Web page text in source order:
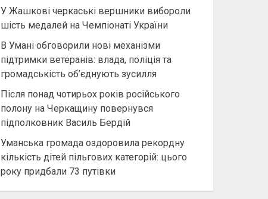
У Жашкові черкаські вершники вибороли
шість медалей на Чемпіонаті України
В Умані обговорили нові механізми
підтримки ветеранів: влада, поліція та
громадськість об’єднують зусилля
Після понад чотирьох років російського
полону на Черкащину повернувся
підполковник Василь Бердій
Уманська громада оздоровила рекордну
кількість дітей пільгових категорій: цього
року придбали 73 путівки